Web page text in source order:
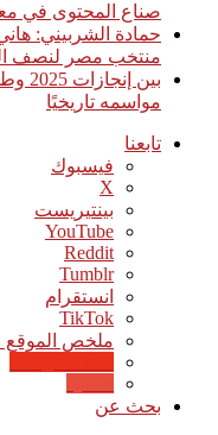
صناع المحتوى في
حمادة الشربيني:
منتخب مصر لنصف
مواسمه تاريخيًا
تابعنا
فيسبوك
‫X
بينتيريست
‫YouTube
انستقرام
‫TikTok
ملخص الموقع RSS
بحث عن